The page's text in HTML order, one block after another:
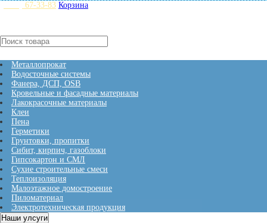
67-33-83 Корзина
Металлопрокат
Водосточные системы
Фанера, ДСП, OSB
Кровельные и фасадные материалы
Лакокрасочные материалы
Клеи
Пена
Герметики
Грунтовки, пропитки
Сибит, кирпич, газоблоки
Гипсокартон и СМЛ
Сухие строительные смеси
Теплоизоляция
Малоэтажное домостроение
Пиломатериал
Электротехническая продукция
Наши улсуги